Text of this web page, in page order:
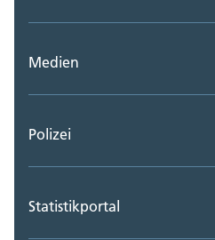
Medien
Polizei
Statistikportal